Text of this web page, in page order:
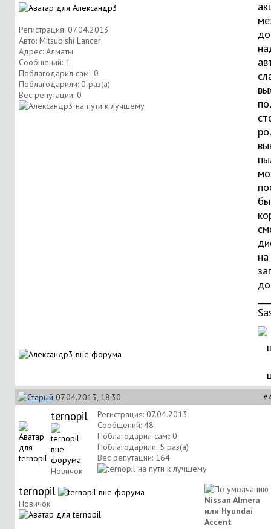
Регистрация: 07.04.2013
Авто: Mitsubishi Lancer
Адрес: Алматы
Сообщений: 1
Поблагодарил сам:: 0
Поблагодарили: 0 раз(а)
Вес репутации: 0
07.04.2013, 18:30 #
ternopil
Новичок
Регистрация: 07.04.2013
Сообщений: 48
Поблагодарил сам:: 0
Поблагодарили: 5 раз(а)
Вес репутации: 164
ternopil
Новичок
Nissan Almera
или Hyundai
Accent